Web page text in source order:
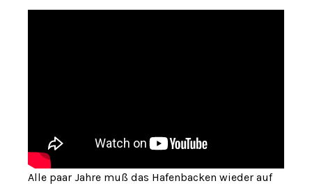
Alle paar Jahre muß das Hafenbacken wieder auf